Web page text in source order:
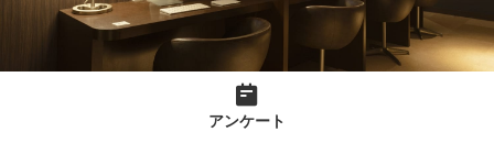
アンケート